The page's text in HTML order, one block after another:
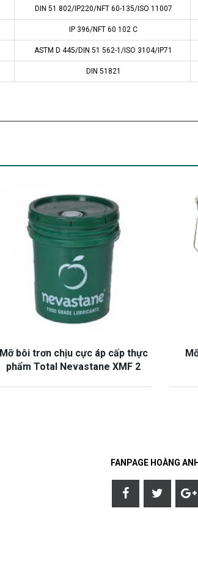
DIN 51 802/IP220/NFT 60-135/ISO 11007
IP 396/NFT 60 102 C
ASTM D 445/DIN 51 562-1/ISO 3104/IP71
DIN 51821
Mỡ bôi trơn chịu cực áp cấp thực
phẩm Total Nevastane XMF 2
FANPAGE HOÀNG